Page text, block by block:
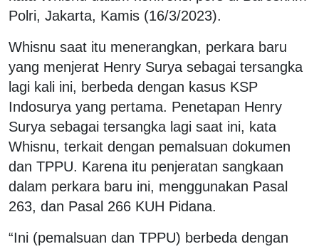
Polri, Jakarta, Kamis (16/3/2023).
Whisnu saat itu menerangkan, perkara baru
yang menjerat Henry Surya sebagai tersangka
lagi kali ini, berbeda dengan kasus KSP
Indosurya yang pertama. Penetapan Henry
Surya sebagai tersangka lagi saat ini, kata
Whisnu, terkait dengan pemalsuan dokumen
dan TPPU. Karena itu penjeratan sangkaan
dalam perkara baru ini, menggunakan Pasal
263, dan Pasal 266 KUH Pidana.
“Ini (pemalsuan dan TPPU) berbeda dengan